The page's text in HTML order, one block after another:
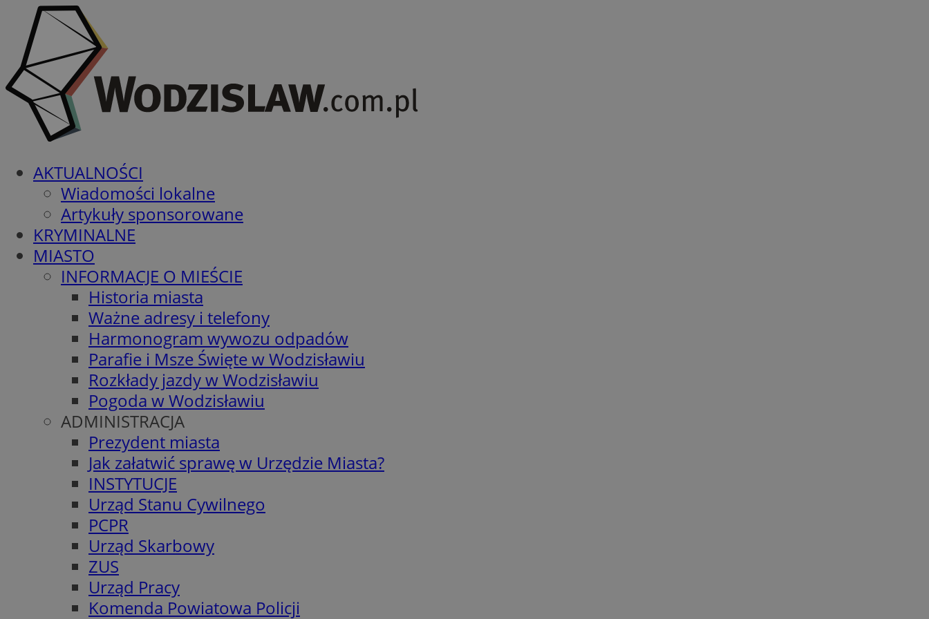
AKTUALNOŚCI
Wiadomości lokalne
Artykuły sponsorowane
KRYMINALNE
MIASTO
INFORMACJE O MIEŚCIE
Historia miasta
Ważne adresy i telefony
Harmonogram wywozu odpadów
Parafie i Msze Święte w Wodzisławiu
Rozkłady jazdy w Wodzisławiu
Pogoda w Wodzisławiu
ADMINISTRACJA
Prezydent miasta
Jak załatwić sprawę w Urzędzie Miasta?
INSTYTUCJE
Urząd Stanu Cywilnego
PCPR
Urząd Skarbowy
ZUS
Urząd Pracy
Komenda Powiatowa Policji